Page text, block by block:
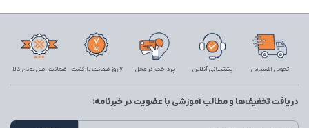
تحویل اکسپرس پشتیبانی آنلاین پرداخت در محل 7 روز ضمانت بازگشت ضمانت اصل بودن کالا
دریافت تخفیف‌ها و مطالب آموزشی با عضویت در خبرنامه: